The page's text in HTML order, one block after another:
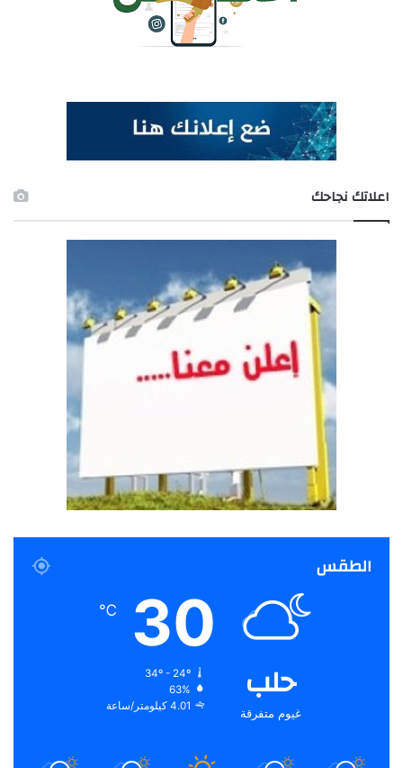
اعلاتك نجاحك
الطقس
حلب
غيوم متفرقة
30
℃
34º - 24º
63%
4.01 كيلومتر/ساعة